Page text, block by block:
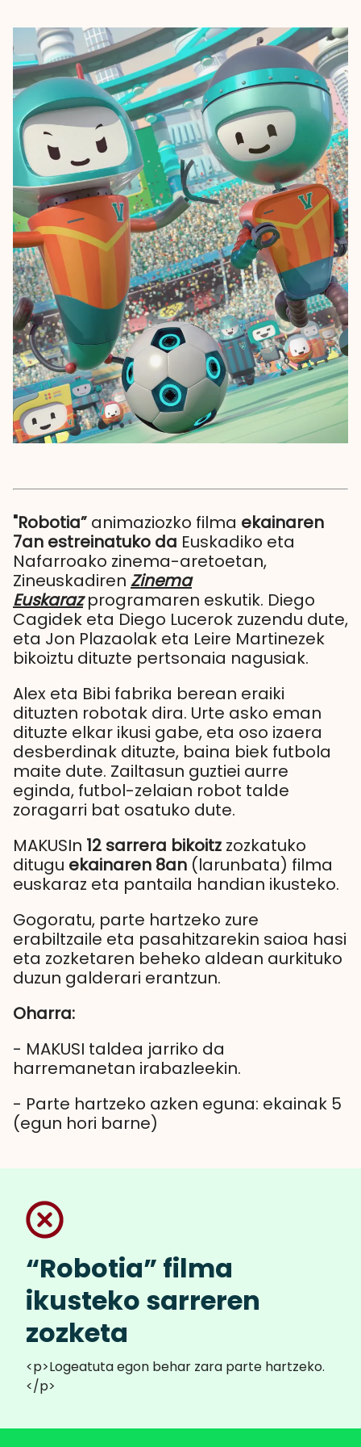
"Robotia” animaziozko filma ekainaren
7an estreinatuko da Euskadiko eta
Nafarroako zinema-aretoetan,
Zineuskadiren Zinema
Euskaraz programaren eskutik. Diego
Cagidek eta Diego Lucerok zuzendu dute,
eta Jon Plazaolak eta Leire Martinezek
bikoiztu dituzte pertsonaia nagusiak.
Alex eta Bibi fabrika berean eraiki
dituzten robotak dira. Urte asko eman
dituzte elkar ikusi gabe, eta oso izaera
desberdinak dituzte, baina biek futbola
maite dute. Zailtasun guztiei aurre
eginda, futbol-zelaian robot talde
zoragarri bat osatuko dute.
MAKUSIn 12 sarrera bikoitz zozkatuko
ditugu ekainaren 8an (larunbata) filma
euskaraz eta pantaila handian ikusteko.
Gogoratu, parte hartzeko zure
erabiltzaile eta pasahitzarekin saioa hasi
eta zozketaren beheko aldean aurkituko
duzun galderari erantzun.
Oharra:
- MAKUSI taldea jarriko da
harremanetan irabazleekin.
- Parte hartzeko azken eguna: ekainak 5
(egun hori barne)
“Robotia” filma
ikusteko sarreren
zozketa
<p>Logeatuta egon behar zara parte hartzeko.
</p>